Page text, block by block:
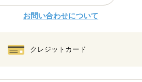
お問い合わせについて
クレジットカード